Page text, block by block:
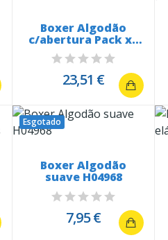
Boxer Algodão
c/abertura Pack x2
ARM
23,51 €
Esgotado
Boxer Algodão
suave H04968
7,95 €